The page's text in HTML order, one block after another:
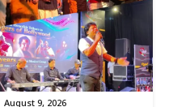
August 9, 2026